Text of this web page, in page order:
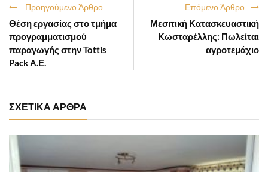
Επόμενο Άρθρο
Μεσιτική Κατασκευαστική
Κωσταρέλλης: Πωλείται
αγροτεμάχιο
Προηγούμενο Άρθρο
Θέση εργασίας στο τμήμα
προγραμματισμού
παραγωγής στην Tottis
Pack Α.Ε.
ΣΧΕΤΙΚΑ ΑΡΘΡΑ